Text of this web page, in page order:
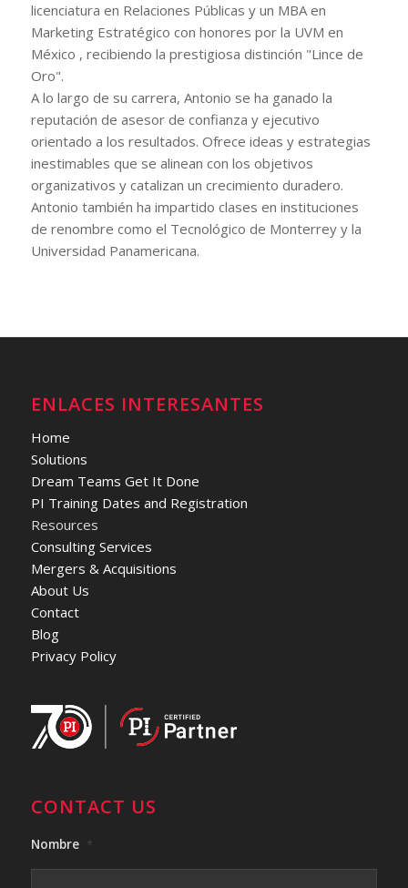
licenciatura en Relaciones Públicas y un MBA en
Marketing Estratégico con honores por la UVM en
México , recibiendo la prestigiosa distinción "Lince de
Oro".
A lo largo de su carrera, Antonio se ha ganado la
reputación de asesor de confianza y ejecutivo
orientado a los resultados. Ofrece ideas y estrategias
inestimables que se alinean con los objetivos
organizativos y catalizan un crecimiento duradero.
Antonio también ha impartido clases en instituciones
de renombre como el Tecnológico de Monterrey y la
Universidad Panamericana.
ENLACES INTERESANTES
Home
Solutions
Dream Teams Get It Done
PI Training Dates and Registration
Resources
Consulting Services
Mergers & Acquisitions
About Us
Contact
Blog
Privacy Policy
CONTACT US
Nombre *